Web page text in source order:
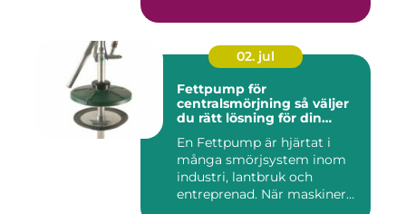
02. jul
Fettpump för
centralsmörjning så väljer
du rätt lösning för din
En Fettpump är hjärtat i
många smörjsystem inom
industri, lantbruk och
entreprenad. När maskiner